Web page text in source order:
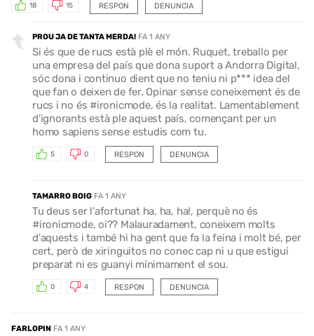
RESPON
18 15 DENUNCIA
PROU JA DE TANTA MERDA! FA 1 ANY
Si és que de rucs està plè el món. Ruquet, treballo per
una empresa del país que dona suport a Andorra Digital,
sóc dona i continuo dient que no teniu ni p*** idea del
que fan o deixen de fer. Opinar sense coneixement és de
rucs i no és #ironicmode, és la realitat. Lamentablement
d'ignorants està ple aquest país, començant per un
homo sapiens sense estudis com tu.
RESPON
5 0 DENUNCIA
TAMARRO BOIG FA 1 ANY
Tu deus ser l'afortunat ha, ha, ha!, perquè no és
#ironicmode, oi?? Malauradament, coneixem molts
d'aquests i també hi ha gent que fa la feina i molt bé, per
cert, però de xiringuitos no conec cap ni u que estigui
preparat ni es guanyi mínimament el sou.
RESPON
0 4 DENUNCIA
FARLOPIN FA 1 ANY